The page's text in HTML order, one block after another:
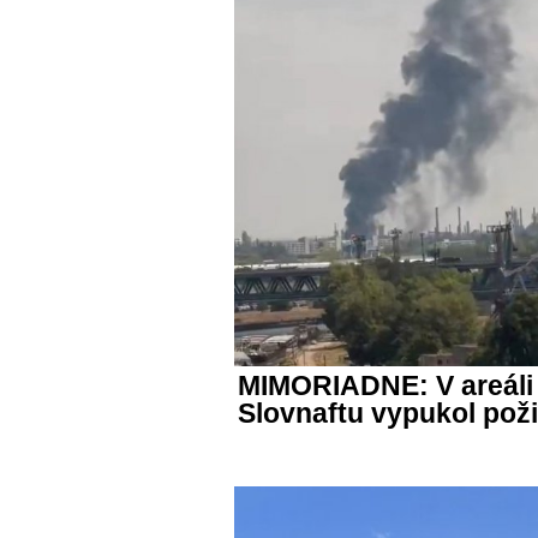
MIMORIADNE: V areáli
Slovnaftu vypukol